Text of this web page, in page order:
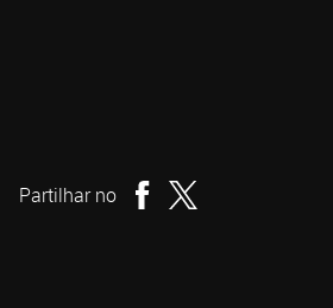
Partilhar no